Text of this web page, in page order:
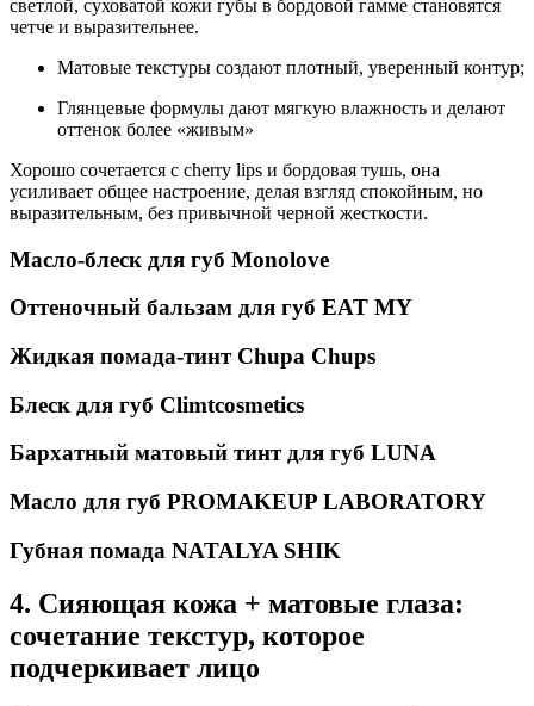
светлой, суховатой кожи губы в бордовой гамме становятся
четче и выразительнее.
Матовые текстуры создают плотный, уверенный контур;
Глянцевые формулы дают мягкую влажность и делают
оттенок более «живым»
Хорошо сочетается с cherry lips и бордовая тушь, она
усиливает общее настроение, делая взгляд спокойным, но
выразительным, без привычной черной жесткости.
Масло-блеск для губ Monolove
Оттеночный бальзам для губ EAT MY
Жидкая помада-тинт Chupa Chups
Блеск для губ Climtcosmetics
Бархатный матовый тинт для губ LUNA
Масло для губ PROMAKEUP LABORATORY
Губная помада NATALYA SHIK
4. Сияющая кожа + матовые глаза:
сочетание текстур, которое
подчеркивает лицо